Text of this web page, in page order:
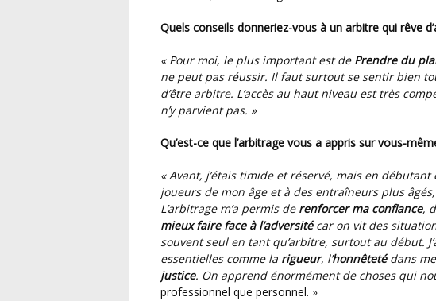
Quels conseils donneriez-vous à un arbitre qui rêve
« Pour moi, le plus important est de prendre du
ne peut pas réussir. Il faut surtout se sentir bien
d’être arbitre. L’accès au haut niveau est très
n’y parvient pas. »
Qu’est-ce que l’arbitrage vous a appris sur vous-
« Avant, j’étais timide et réservé, mais en
joueurs de mon âge et à des entraîneurs plus
L’arbitrage m’a permis de renforcer ma confiance, d’
mieux faire face à l’adversitécar on vit des
souvent seul en tant qu’arbitre, surtout au début.
essentielles comme la rigueur, l’honnêtetédans
justice. On apprend énormément de choses qui
professionnel que personnel. »